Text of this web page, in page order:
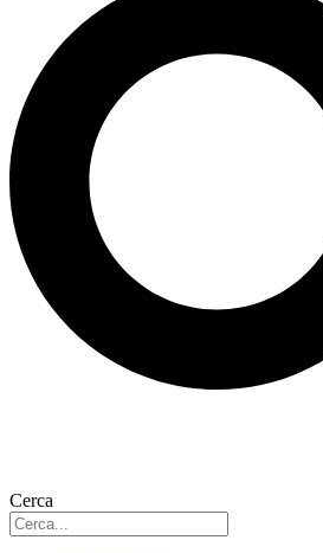
Cerca